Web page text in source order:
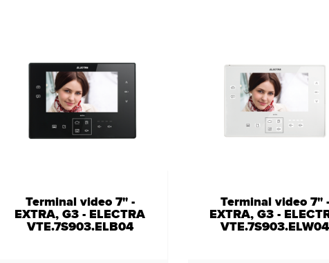
Terminal video 7" -
EXTRA, G3 - ELECTRA
VTE.7S903.ELB04
Terminal video 7" -
EXTRA, G3 -
VTE.7S903.ELW04